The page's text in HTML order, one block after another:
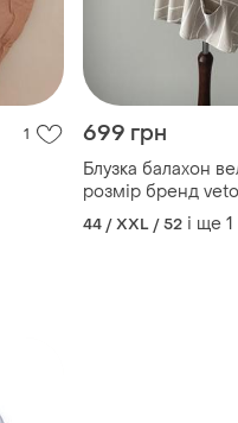
1 699 грн
Блузка балахон
розмір бренд
44 / XXL / 52 і ще 1